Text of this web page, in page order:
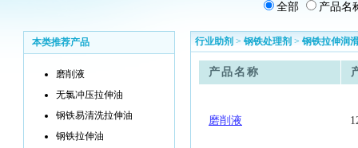
全部 产品名
本类推荐产品
磨削液
无氯冲压拉伸油
钢铁易清洗拉伸油
钢铁拉伸油
行业助剂 > 钢铁处理剂 > 钢铁拉伸润
产品名称
磨削液